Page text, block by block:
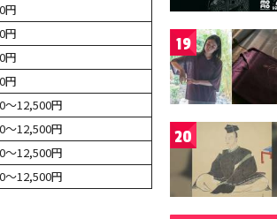
円
円
円
円
～12,500円
～12,500円
～12,500円
～12,500円
19
20